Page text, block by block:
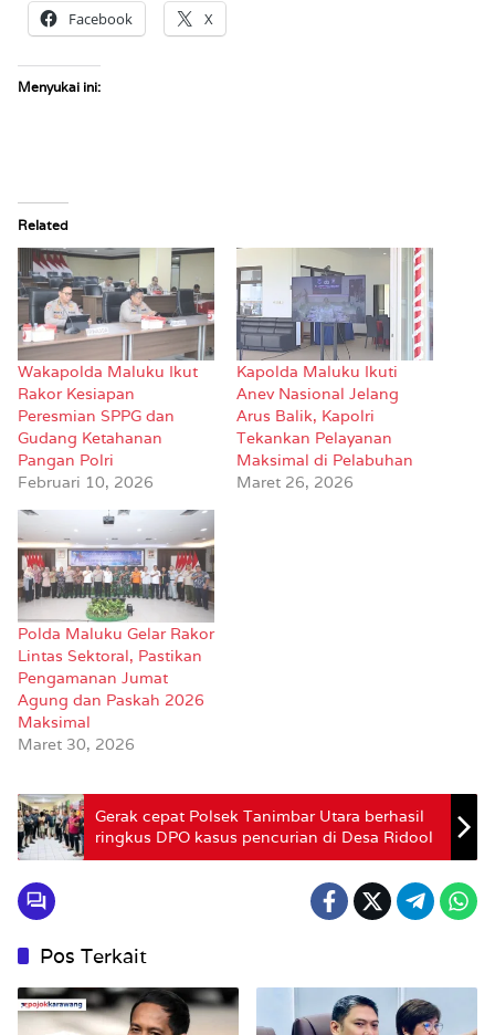
Facebook X
Menyukai ini:
Related
Wakapolda Maluku Ikut
Rakor Kesiapan
Peresmian SPPG dan
Gudang Ketahanan
Pangan Polri
Februari 10, 2026
Kapolda Maluku Ikuti
Anev Nasional Jelang
Arus Balik, Kapolri
Tekankan Pelayanan
Maksimal di Pelabuhan
Maret 26, 2026
Polda Maluku Gelar Rakor
Lintas Sektoral, Pastikan
Pengamanan Jumat
Agung dan Paskah 2026
Maksimal
Maret 30, 2026
Gerak cepat Polsek Tanimbar Utara berhasil
ringkus DPO kasus pencurian di Desa Ridool
Pos Terkait